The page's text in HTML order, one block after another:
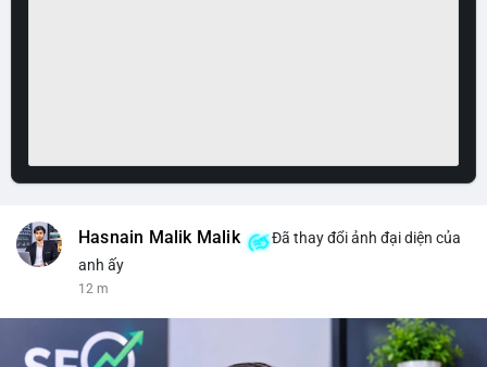
Hasnain Malik Malik
Đã thay đổi ảnh đại diện của
anh ấy
12 m